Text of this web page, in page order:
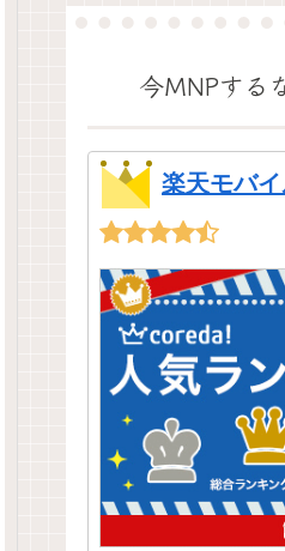
今MNPする
楽天モバ